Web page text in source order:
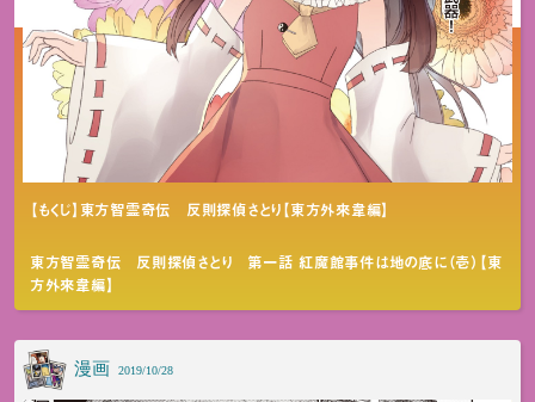
【もくじ】東方智霊奇伝 反則探偵さとり【東方外來韋編】
東方智霊奇伝 反則探偵さとり 第一話 紅魔館事件は地の底に（壱）【東
方外來韋編】
漫画 2019/10/28